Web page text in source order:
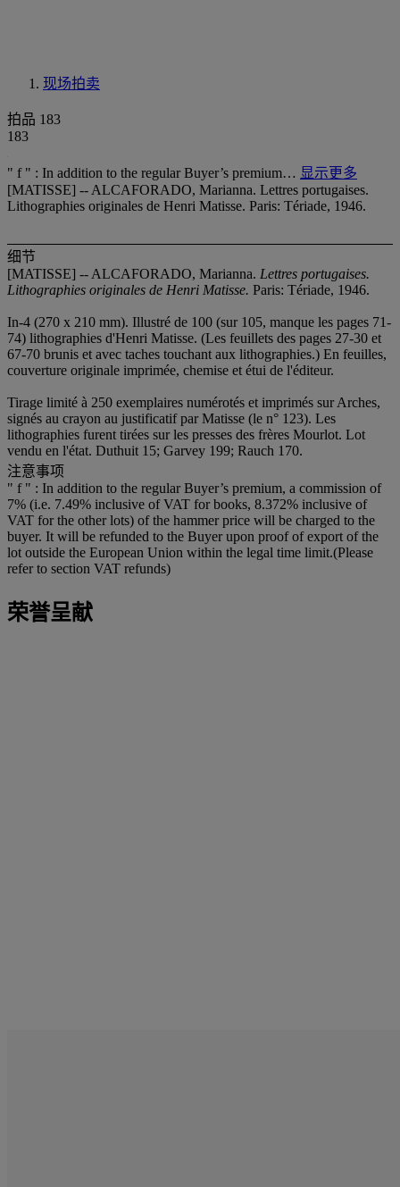
现场拍卖
拍品 183
183
" f " : In addition to the regular Buyer’s premium… 显示更多
[MATISSE] -- ALCAFORADO, Marianna. Lettres portugaises.
Lithographies originales de Henri Matisse. Paris: Tériade, 1946.
细节
[MATISSE] -- ALCAFORADO, Marianna. Lettres portugaises.
Lithographies originales de Henri Matisse. Paris: Tériade, 1946.
In-4 (270 x 210 mm). Illustré de 100 (sur 105, manque les pages 71-
74) lithographies d'Henri Matisse. (Les feuillets des pages 27-30 et
67-70 brunis et avec taches touchant aux lithographies.) En feuilles,
couverture originale imprimée, chemise et étui de l'éditeur.
Tirage limité à 250 exemplaires numérotés et imprimés sur Arches,
signés au crayon au justificatif par Matisse (le n° 123). Les
lithographies furent tirées sur les presses des frères Mourlot. Lot
vendu en l'état. Duthuit 15; Garvey 199; Rauch 170.
注意事项
" f " : In addition to the regular Buyer’s premium, a commission of
7% (i.e. 7.49% inclusive of VAT for books, 8.372% inclusive of
VAT for the other lots) of the hammer price will be charged to the
buyer. It will be refunded to the Buyer upon proof of export of the
lot outside the European Union within the legal time limit.(Please
refer to section VAT refunds)
荣誉呈献